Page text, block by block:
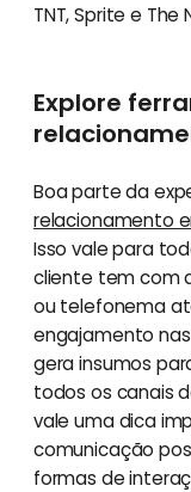
TNT, Sprite e The
Explore
Boa parte da
relacionamento
Isso vale para
cliente tem com
ou telefonema
engajamento
gera insumos
todos os canais
vale uma dica
comunicação
formas de